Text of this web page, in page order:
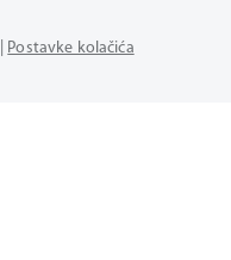
Postavke kolačića